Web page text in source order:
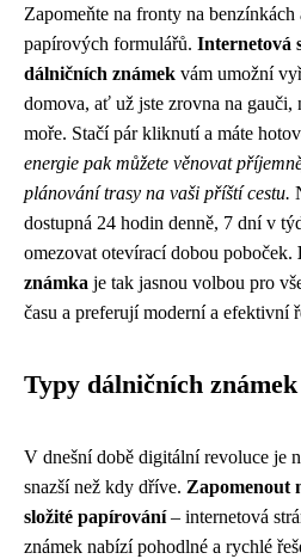
Zapomeňte na fronty na
papírových formulářů. Internetová
dálničních známek vám umožní
domova, ať už jste zrovna na gauči,
moře. Stačí pár kliknutí a máte
energie pak můžete věnovat
plánování trasy na vaši příští cestu.
dostupná 24 hodin denně, 7 dní v
omezovat otevírací dobou poboček.
známka je tak jasnou volbou pro
času a preferují moderní a efektivní
Typy dálničních známek
V dnešní době digitální revoluce je
snazší než kdy dříve. Zapomenout
složité papírování– internetová
známek nabízí pohodlné a rychlé